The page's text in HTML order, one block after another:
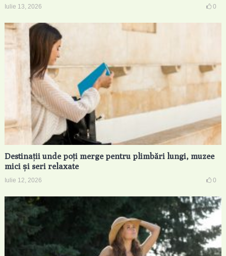
Iulie 13, 2026 0
Destinații unde poți merge pentru plimbări lungi, muzee
mici și seri relaxate
Iulie 12, 2026 0